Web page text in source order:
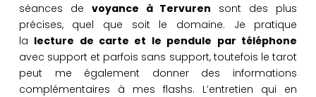
séances de voyance à Tervuren sont des plus
précises, quel que soit le domaine. Je pratique
la lecture de carte et le pendule par téléphone
avec support et parfois sans support, toutefois le tarot
peut me également donner des informations
complémentaires à mes flashs. L’entretien qui en